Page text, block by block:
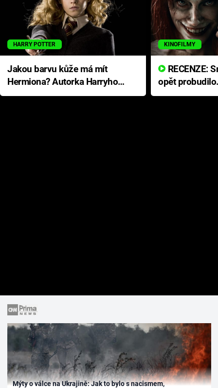
HARRY POTTER
Jakou barvu kůže má mít
Hermiona? Autorka Harryho
Pottera přišla s ráznou
KINOFILMY
opět
přichází s
Mýty o válce na Ukrajině: Jak to bylo s nacismem,